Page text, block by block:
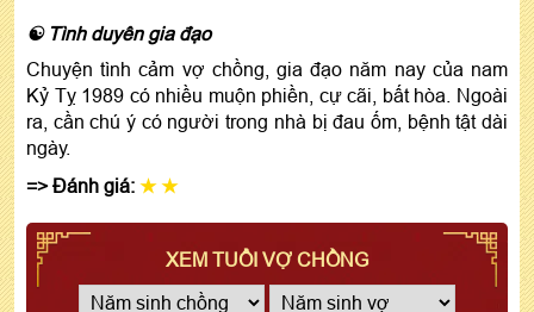
☯ Tình duyên gia đạo
Chuyện tình cảm vợ chồng, gia đạo năm nay của nam
Kỷ Tỵ 1989 có nhiều muộn phiền, cự cãi, bất hòa. Ngoài
ra, cần chú ý có người trong nhà bị đau ốm, bệnh tật dài
ngày.
=> Đánh giá: ★ ★
XEM TUỔI VỢ CHỒNG